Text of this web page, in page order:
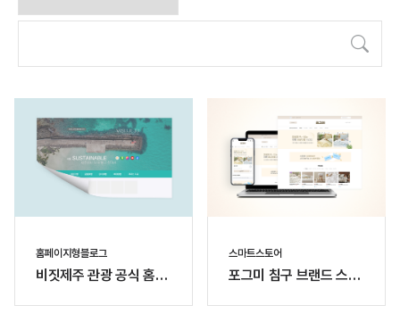
검색
홈페이지형블로그
비짓제주 관광 공식 홈페
스마트스토어
포그미 침구 브랜드 스마